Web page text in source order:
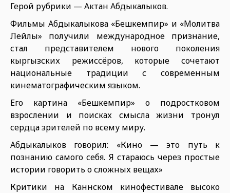
Герой рубрики — Актан Абдыкалыков.
Фильмы Абдыкалыкова «Бешкемпир» и «Молитва
Лейлы» получили международное признание,
стал представителем нового поколения
кыргызских режиссёров, которые сочетают
национальные традиции с современным
кинематографическим языком.
Его картина «Бешкемпир» о подростковом
взрослении и поисках смысла жизни тронул
сердца зрителей по всему миру.
Абдыкалыков говорил: «Кино — это путь к
познанию самого себя. Я стараюсь через простые
истории говорить о сложных вещах»
Критики на Каннском кинофестивале высоко